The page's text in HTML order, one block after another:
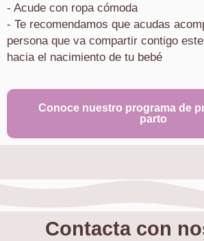
- Acude con ropa cómoda
- Te recomendamos que acudas
persona que va compartir contigo
hacia el nacimiento de tu bebé
Conoce nuestro programa de
parto
Contacta con